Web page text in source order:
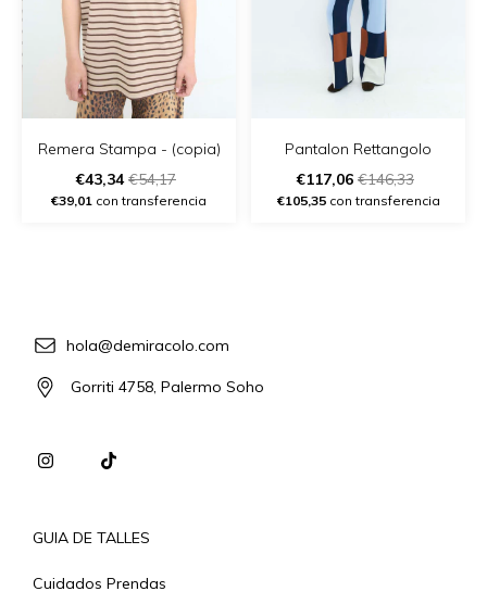
Remera Stampa - (copia)
€43,34€54,17
€39,01 con transferencia
Pantalon Rettangolo
€117,06 €146,33
€105,35con transferencia
hola@demiracolo.com
Gorriti 4758, Palermo Soho
GUIA DE TALLES
Cuidados Prendas